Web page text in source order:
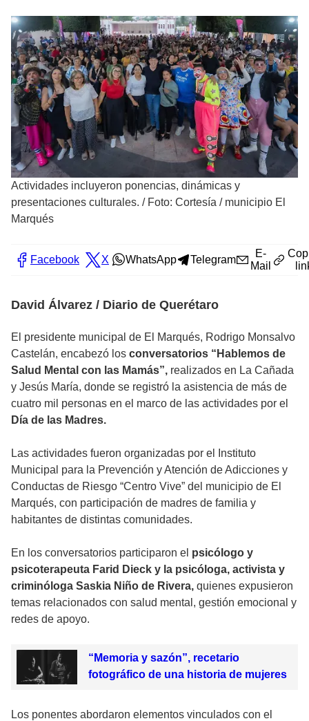
Actividades incluyeron ponencias, dinámicas y
presentaciones culturales. / Foto: Cortesía / municipio El
Marqués
Facebook X WhatsApp Telegram
E-
Mail
David Álvarez / Diario de Querétaro
El presidente municipal de El Marqués, Rodrigo Monsalvo
Castelán, encabezó los conversatorios “Hablemos de
Salud Mental con las Mamás”, realizados en La Cañada
y Jesús María, donde se registró la asistencia de más de
cuatro mil personas en el marco de las actividades por el
Día de las Madres.
Las actividades fueron organizadas por el Instituto
Municipal para la Prevención y Atención de Adicciones y
Conductas de Riesgo “Centro Vive” del municipio de El
Marqués, con participación de madres de familia y
habitantes de distintas comunidades.
En los conversatorios participaron el psicólogo y
psicoterapeuta Farid Dieck y la psicóloga, activista y
criminóloga Saskia Niño de Rivera, quienes expusieron
temas relacionados con salud mental, gestión emocional y
redes de apoyo.
“Memoria y sazón”, recetario
fotográfico de una historia de mujeres
Los ponentes abordaron elementos vinculados con el